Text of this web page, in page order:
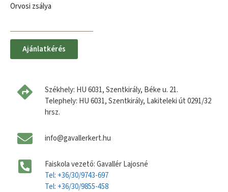
Orvosi zsálya
Ajánlatkérés
Székhely: HU 6031, Szentkirály, Béke u. 21.
Telephely: HU 6031, Szentkirály, Lakiteleki út 0291/32
hrsz.
info@gavallerkert.hu
Faiskola vezető: Gavallér Lajosné
Tel: +36/30/9743-697
Tel: +36/30/9855-458